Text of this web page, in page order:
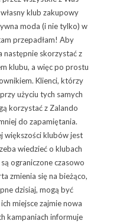
klub zakupowy
moda (i nie tylko) w
przepadłam! Aby
następnie skorzystać z
klubu, a więc po prostu
Klienci, którzy
użyciu tych samych
korzystać z Zalando
do zapamiętania.
większości klubów jest
wiedzieć o klubach
ograniczone czasowo
zmienia się na bieżąco,
dzisiaj, mogą być
miejsce zajmie nowa
kampaniach informuje